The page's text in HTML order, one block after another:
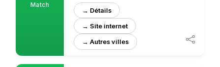
Match
→ Détails
→ Site internet